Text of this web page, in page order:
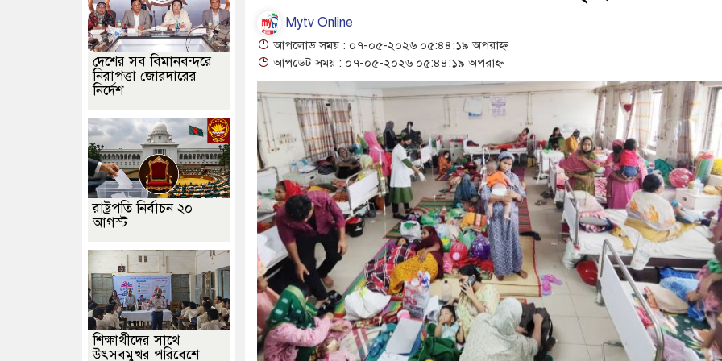
‘স্কুটি নাকি গোল্ড?’
১৫২২ পুলিশ সদস্যকে
সার্ককে আরও গতিশীল করতে
প্রধানমন্ত্রীর সঙ্গে নবনিযুক্ত
জামায়াত ফেরেশতাদের দল
Mytv Online
আপলোড সময় : ০৭-০৫-২০২৬ ০৫:৪৪:১৯ অপরাহ্ন
আপডেট সময় : ০৭-০৫-২০২৬ ০৫:৪৪:১৯ অপরাহ্ন
দেশের সব বিমানবন্দরে
নিরাপত্তা জোরদারের
নির্দেশ
রাষ্ট্রপতি নির্বাচন ২০
আগস্ট
শিক্ষার্থীদের সাথে
উৎসবমুখর পরিবেশে